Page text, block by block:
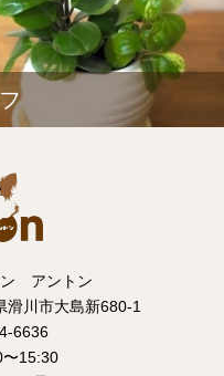
ン アントン
滑川市大島新680-1
6636
15:30